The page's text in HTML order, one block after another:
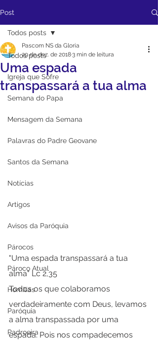
Post
Todos posts
Igreja que Sofre
Semana do Papa
Mensagem da Semana
Palavras do Padre Geovane
Santos da Semana
Notícias
Artigos
Avisos da Paróquia
Párocos
Pároco Atual
Homilias
Paróquia
Padroeira
Todos posts
Uma espada
transpassará a tua alma
Pascom NS da Gloria
29 de dez. de 20183 min de leitura
"Uma espada transpassará a tua
alma" Lc 2,35
Todos os que colaboramos
verdadeiramente com Deus, levamos
a alma transpassada por uma
espada. Pois nos compadecemos